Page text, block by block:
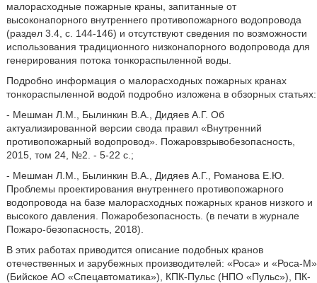
малорасходные пожарные краны, запитанные от
высоконапорного внутреннего противопожарного водопровода
(раздел 3.4, с. 144-146) и отсутствуют сведения по возможности
использования традиционного низконапорного водопровода для
генерирования потока тонкораспыленной воды.
Подробно информация о малорасходных пожарных кранах
тонкораспыленной водой подробно изложена в обзорных статьях:
- Мешман Л.М., Былинкин В.А., Дидяев А.Г. Об
актуализированной версии свода правил «Внутренний
противопожарный водопровод». Пожаровзрывобезопасность,
2015, том 24, №2. - 5-22 с.;
- Мешман Л.М., Былинкин В.А., Дидяев А.Г., Романова Е.Ю.
Проблемы проектирования внутреннего противопожарного
водопровода на базе малорасходных пожарных кранов низкого и
высокого давления. Пожаробезопасность. (в печати в журнале
Пожаро-безопасность, 2018).
В этих работах приводится описание подобных кранов
отечественных и зарубежных производителей: «Роса» и «Роса-М»
(Бийское АО «Спецавтоматика»), КПК-Пульс (НПО «Пульс»), ПК-